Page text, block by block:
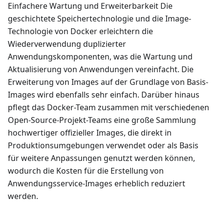
Einfachere Wartung und Erweiterbarkeit Die
geschichtete Speichertechnologie und die Image-
Technologie von Docker erleichtern die
Wiederverwendung duplizierter
Anwendungskomponenten, was die Wartung und
Aktualisierung von Anwendungen vereinfacht. Die
Erweiterung von Images auf der Grundlage von Basis-
Images wird ebenfalls sehr einfach. Darüber hinaus
pflegt das Docker-Team zusammen mit verschiedenen
Open-Source-Projekt-Teams eine große Sammlung
hochwertiger offizieller Images, die direkt in
Produktionsumgebungen verwendet oder als Basis
für weitere Anpassungen genutzt werden können,
wodurch die Kosten für die Erstellung von
Anwendungsservice-Images erheblich reduziert
werden.